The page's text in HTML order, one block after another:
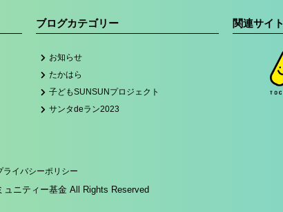
ブログカテゴリー
お知らせ
たかはら
子どもSUNSUNプロジェクト
サンタdeラン2023
関連サイト
ライバシーポリシー
ニティー基金 All Rights Reserved